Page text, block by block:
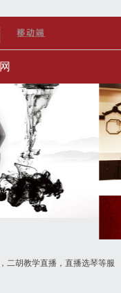
播选琴等服务。货到付款，免